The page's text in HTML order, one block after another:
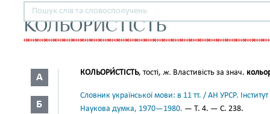
КОЛЬОРИСТІСТЬ
А
Б
КОЛЬОРИ́СТІСТЬ, тості, ж. Властивість за знач.
Словник української мови: в 11 тт. / АН УРСР.
Наукова думка, 1970—1980. — Т. 4. — С. 238.